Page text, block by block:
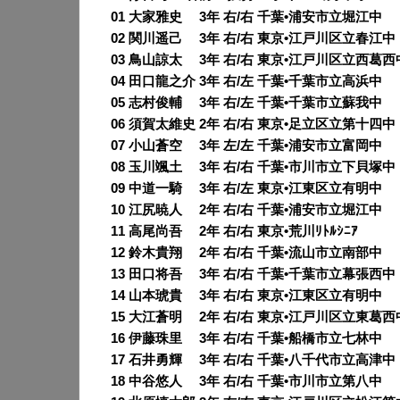
01 大家雅史 3年 右/右 千葉•浦安市立堀江中
02 関川遥己 3年 右/右 東京•江戸川区立春江中
03 鳥山諒太 3年 右/右 東京•江戸川区立西葛西
04 田口龍之介 3年 右/左 千葉•千葉市立高浜中
05 志村俊輔 3年 右/左 千葉•千葉市立蘇我中
06 須賀太維史 2年 右/右 東京•足立区立第十四中
07 小山蒼空 3年 左/左 千葉•浦安市立富岡中
08 玉川颯土 3年 右/右 千葉•市川市立下貝塚中
09 中道一騎 3年 右/左 東京•江東区立有明中
10 江尻暁人 2年 右/右 千葉•浦安市立堀江中
11 高尾尚吾 2年 右/右 東京•荒川ﾘﾄﾙｼﾆｱ
12 鈴木貴翔 2年 右/右 千葉•流山市立南部中
13 田口将吾 3年 右/右 千葉•千葉市立幕張西中
14 山本琥貴 3年 右/右 東京•江東区立有明中
15 大江蒼明 2年 右/右 東京•江戸川区立東葛西
16 伊藤珠里 3年 右/右 千葉•船橋市立七林中
17 石井勇輝 3年 右/右 千葉•八千代市立高津中
18 中谷悠人 3年 右/右 千葉•市川市立第八中